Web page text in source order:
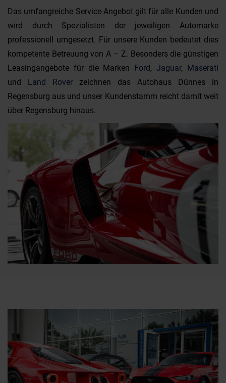
Das umfangreiche Service-Angebot gilt für alle Kunden und
wird durch Spezialisten der jeweiligen Automarke
professionell umgesetzt. Für unsere Kunden bedeutet dies
kompetente Betreuung von A – Z. Besonders die günstigen
Leasingangebote für die Marken
Ford,Jaguar,
Maserati
und
Land Rover zeichnen das Autohaus Dünnes in
Regensburg aus und unser Kundenstamm reicht damit weit
über Regensburg hinaus.